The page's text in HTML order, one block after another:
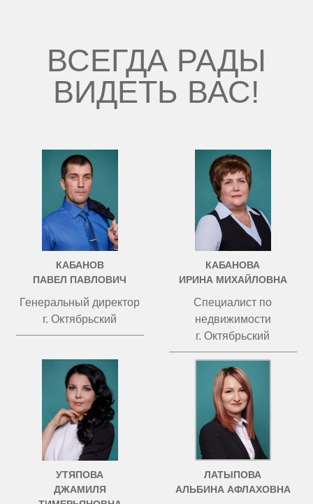
ВСЕГДА РАДЫ
ВИДЕТЬ ВАС!
КАБАНОВ
ПАВЕЛ ПАВЛОВИЧ
Генеральный директор
г. Октябрьский
КАБАНОВА
ИРИНА МИХАЙЛОВНА
Специалист по
недвижимости
г. Октябрьский
УТЯПОВА
ДЖАМИЛЯ
ЛАТЫПОВА
АЛЬБИНА АФЛАХОВНА